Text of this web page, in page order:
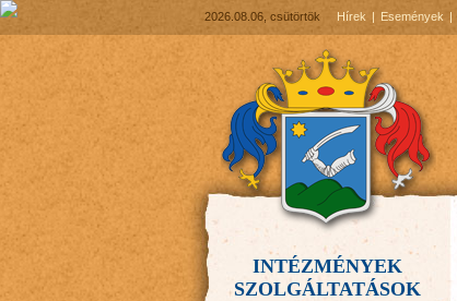
2026.08.06, csütörtök Hírek Események
INTÉZMÉNYEK
SZOLGÁLTATÁSOK